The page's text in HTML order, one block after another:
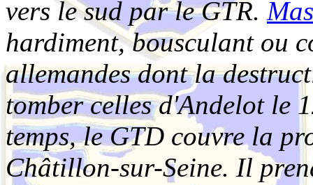
vers le sud par le GTR.
hardiment, bousculant ou
allemandes dont la
tomber celles d'Andelot le
temps, le GTD couvre la
Châtillon-sur-Seine. Il